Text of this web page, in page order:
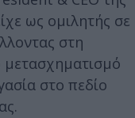
ως ομιλητής σε
στη
μετασχηματισμό
στο πεδίο